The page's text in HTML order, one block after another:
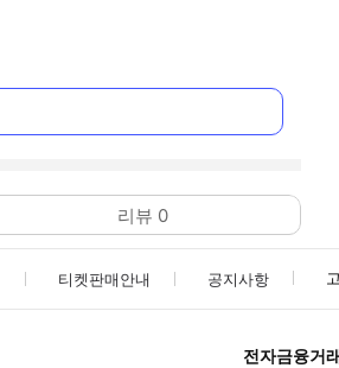
리뷰 0
티켓판매안내 공지사항
전자금융거